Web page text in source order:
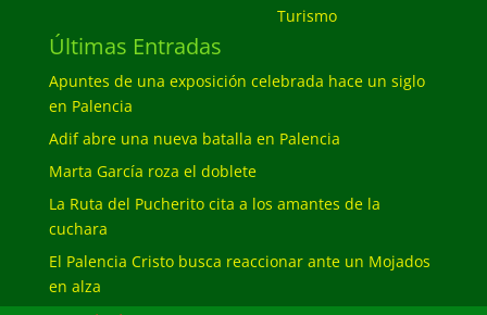
Turismo
Últimas Entradas
Apuntes de una exposición celebrada hace un siglo
en Palencia
Adif abre una nueva batalla en Palencia
Marta García roza el doblete
La Ruta del Pucherito cita a los amantes de la
cuchara
El Palencia Cristo busca reaccionar ante un Mojados
en alza